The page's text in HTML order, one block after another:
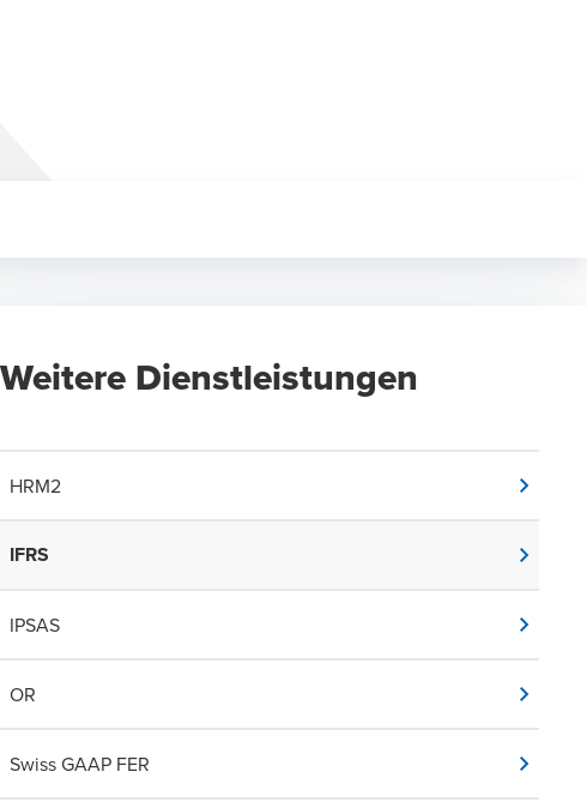
Weitere Dienstleistungen
HRM2
IFRS
IPSAS
OR
Swiss GAAP FER